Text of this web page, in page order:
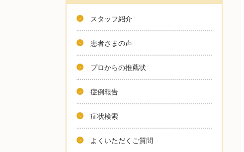
スタッフ紹介
患者さまの声
プロからの推薦状
症例報告
症状検索
よくいただくご質問